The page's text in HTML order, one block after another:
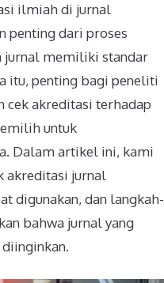
ilmiah di jurnal
penting dari proses
jurnal memiliki standar
itu, penting bagi peneliti
cek akreditasi terhadap
untuk
Dalam artikel ini, kami
akreditasi jurnal
digunakan, dan langkah-
bahwa jurnal yang